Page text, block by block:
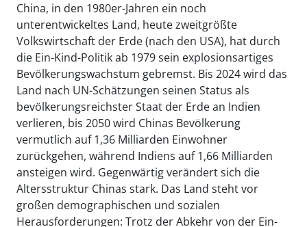
China, in den 1980er-Jahren ein noch
unterentwickeltes Land, heute zweitgrößte
Volkswirtschaft der Erde (nach den USA), hat durch
die Ein-Kind-Politik ab 1979 sein explosionsartiges
Bevölkerungswachstum gebremst. Bis 2024 wird das
Land nach UN-Schätzungen seinen Status als
bevölkerungsreichster Staat der Erde an Indien
verlieren, bis 2050 wird Chinas Bevölkerung
vermutlich auf 1,36 Milliarden Einwohner
zurückgehen, während Indiens auf 1,66 Milliarden
ansteigen wird. Gegenwärtig verändert sich die
Altersstruktur Chinas stark. Das Land steht vor
großen demographischen und sozialen
Herausforderungen: Trotz der Abkehr von der Ein-